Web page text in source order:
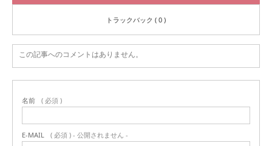
トラックバック ( 0 )
この記事へのコメントはありません。
名前 ( 必須 )
E-MAIL ( 必須 ) - 公開されません -